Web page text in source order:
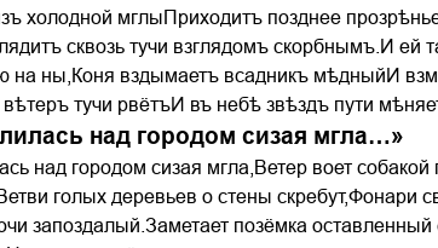
холодной мглыПриходитъ позднее
сквозь тучи взглядомъ скорбнымъ.И
на ны,Коня вздымаетъ всадникъ мѣдныйИ
тучи рвётъИ въ небѣ звѣздъ пути
над городом сизая мгла…»
над городом сизая мгла,Ветер воет
голых деревьев о стены скребут,Фонари
запоздалый.Заметает позёмка